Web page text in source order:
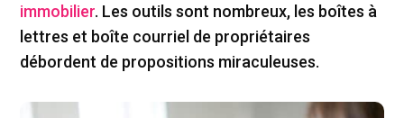
immobilier. Les outils sont nombreux, les boîtes à
lettres et boîte courriel de propriétaires
débordent de propositions miraculeuses.